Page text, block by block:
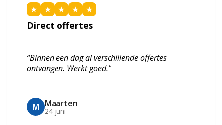
★ ★ ★ ★ ★
Direct offertes
“Binnen een dag al verschillende offertes
ontvangen. Werkt goed.”
M Maarten
24 juni